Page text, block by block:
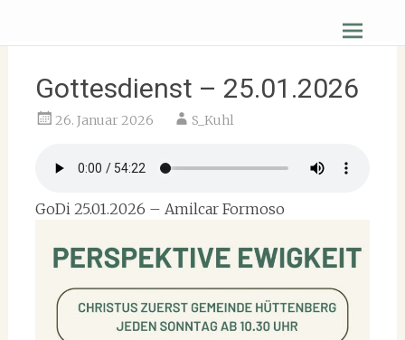
Christus Zuerst Gemeinde Hüttenberg
Gottesdienst – 25.01.2026
26. Januar 2026 S_Kuhl
GoDi 25.01.2026 – Amilcar Formoso